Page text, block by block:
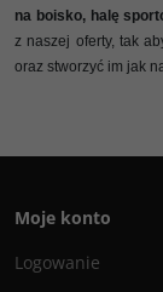
na boisko, halę
z naszej oferty, tak
oraz stworzyć im jak
Moje konto
Logowanie